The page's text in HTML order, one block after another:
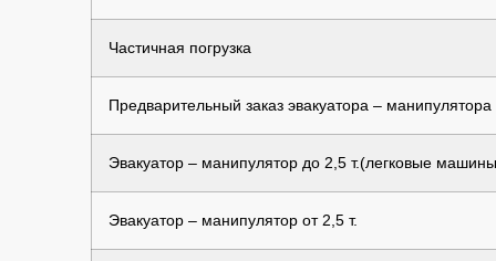
Частичная погрузка
Предварительный заказ эвакуатора – манипулятора
Эвакуатор – манипулятор до 2,5 т.(легковые
Эвакуатор – манипулятор от 2,5 т.